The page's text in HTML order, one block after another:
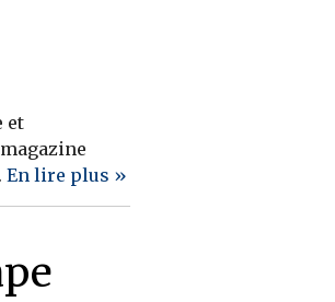
et
En lire plus »